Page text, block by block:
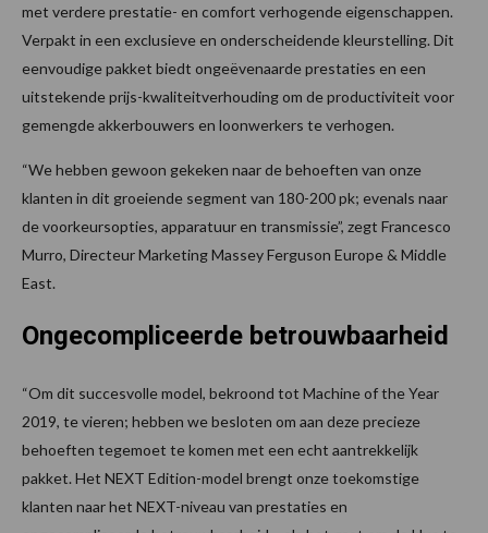
met verdere prestatie- en comfort verhogende eigenschappen.
Verpakt in een exclusieve en onderscheidende kleurstelling. Dit
eenvoudige pakket biedt ongeëvenaarde prestaties en een
uitstekende prijs-kwaliteitverhouding om de productiviteit voor
gemengde akkerbouwers en loonwerkers te verhogen.
“We hebben gewoon gekeken naar de behoeften van onze
klanten in dit groeiende segment van 180-200 pk; evenals naar
de voorkeursopties, apparatuur en transmissie”, zegt Francesco
Murro, Directeur Marketing Massey Ferguson Europe & Middle
East.
Ongecompliceerde betrouwbaarheid
“Om dit succesvolle model, bekroond tot Machine of the Year
2019, te vieren; hebben we besloten om aan deze precieze
behoeften tegemoet te komen met een echt aantrekkelijk
pakket. Het NEXT Edition-model brengt onze toekomstige
klanten naar het NEXT-niveau van prestaties en